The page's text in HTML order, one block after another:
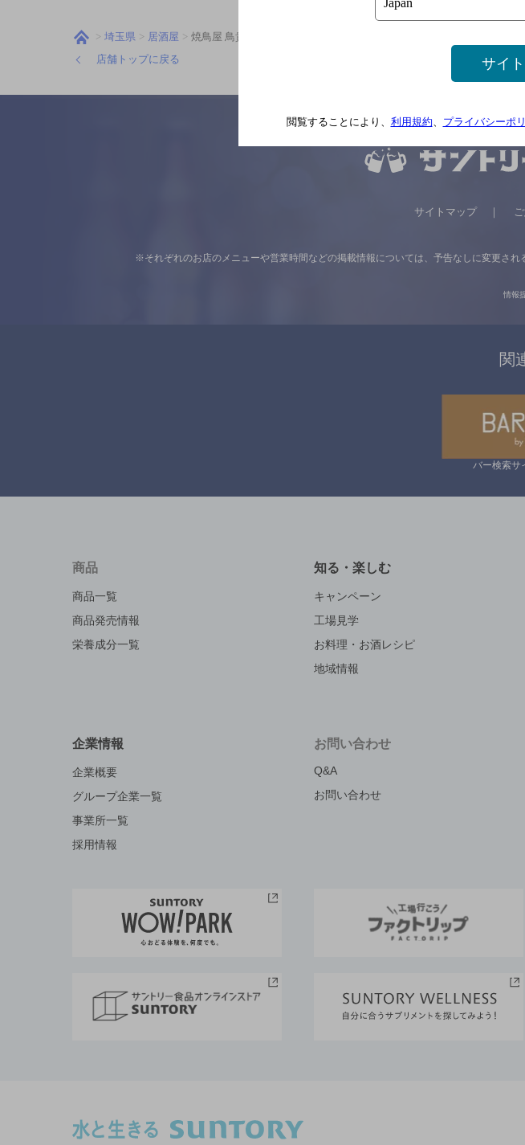
埼玉県 居酒屋
焼鳥屋 鳥貴族 志木東口店
店舗トップに戻る
サイトマップ
※それぞれのお店のメニューや営業時間などの掲載情報については、 予告なしに変更され
情報
関
バー検索サ
商品
商品一覧
商品発売情報
栄養成分一覧
知る・楽しむ
キャンペーン
工場見学
お料理・お酒レシピ
地域情報
企業情報
企業概要
グループ企業一覧
事業所一覧
採用情報
お問い合わせ
Q&A
お問い合わせ
サイ
閲覧することにより、 利用規約 プライバシーポ